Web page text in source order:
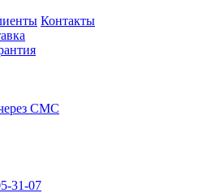
Контакты
СМС
31-07